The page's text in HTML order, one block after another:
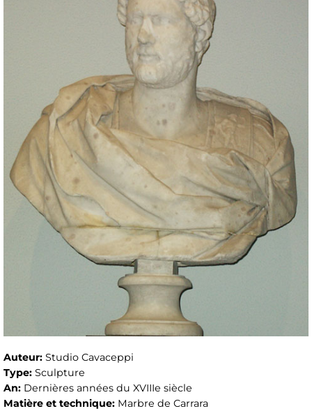
Auteur: Studio Cavaceppi
Type: Sculpture
An: Dernières années du XVIIIe siècle
Matière et technique: Marbre de Carrara